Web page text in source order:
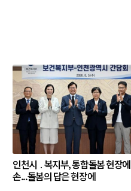
인천시 ․ 복지부, 통합돌봄 현장
손...돌봄의 답은 현장에